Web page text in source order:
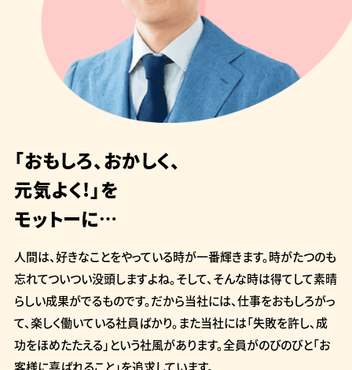
「おもしろ、おかしく、
元気よく!」を
モットーに…
人間は、好きなことをやっている時が一番輝きます。時がたつのも
忘れてついつい没頭しますよね。そして、そんな時は得てして素晴
らしい成果がでるものです。だから当社には、仕事をおもしろがっ
て、楽しく働いている社員ばかり。また当社には「失敗を許し、成
功をほめたたえる」という社風があります。全員がのびのびと「お
客様に喜ばれること」を追求しています。